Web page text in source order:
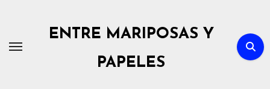
contenido
ENTRE MARIPOSAS Y
PAPELES